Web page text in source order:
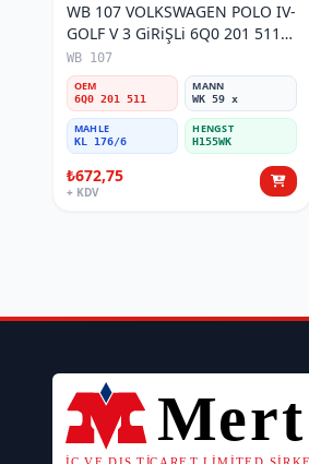
WB 107 VOLKSWAGEN POLO IV-
GOLF V 3 GiRiŞLi 6Q0 201 511
Yakıt/Benzin Filtresi
WB 107
OEM
6Q0 201 511
MANN
WK 59 x
MAHLE
KL 176/6
HENGST
H155WK
₺672,75
+ KDV